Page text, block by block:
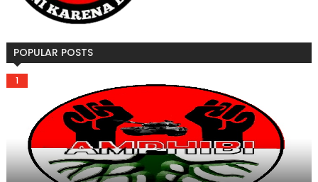
POPULAR POSTS